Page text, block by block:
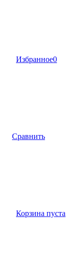
Избранное0
Сравнить
Корзина пуста